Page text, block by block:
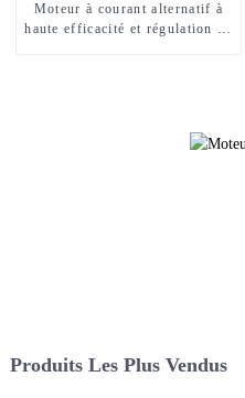
Moteur à courant alternatif à
haute efficacité et régulation de
Produits Les Plus Vendus